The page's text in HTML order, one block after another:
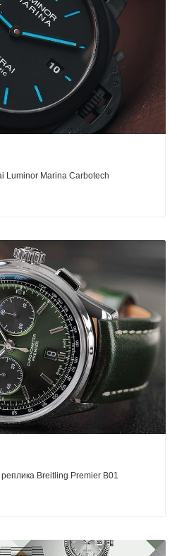
Luminor Marina Carbotech
Breitling Premier B01